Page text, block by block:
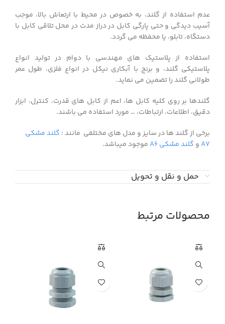
عدم استفاده از گلند، به خصوص در محیط با ارتعاش بالا، موجب
آسیب دیدگی و حتی پارگی کابل در دراز مدت در محل تلاقی کابل با
دستگاه، تابلو، یا محفظه می گردد.
استفاده از پلاستیک های مهندسی با دوام در تولید انواع
پلاستیکی گلند، و برنج با آبکاری نیکل در انواع فلزی، طول عمر
طولانی گلند را تضمین می نماید.
گلندها بر روی کلیه کابل ها، اعم از کابل های قدرت، کنترل، ابزار
دقیق، اطلاعات، ارتباطات، … مورد استفاده می باشند.
برخی از گلند ها در سایز و مدل های مختلفی مانند : گلند مشکی
A7 و گلند مشکی A6 موجود میباشد.
حمل و نقل و تحویل
محصولات مرتبط